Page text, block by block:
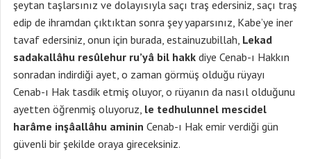
şeytan taşlarsınız ve dolayısıyla saçı traş edersiniz, saçı traş
edip de ihramdan çıktıktan sonra şey yaparsınız, Kabe’ye iner
tavaf edersiniz, onun için burada, estainuzubillah, Lekad
sadakallâhu resûlehur ru’yâ bil hakk diye Cenab-ı Hakkın
sonradan indirdiği ayet, o zaman görmüş olduğu rüyayı
Cenab-ı Hak tasdik etmiş oluyor, o rüyanın da nasıl olduğunu
ayetten öğrenmiş oluyoruz, le tedhulunnel mescidel
harâme inşâallâhu aminin Cenab-ı Hak emir verdiği gün
güvenli bir şekilde oraya gireceksiniz.